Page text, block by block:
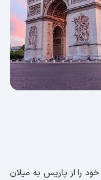
شما می‌توانید با قطار سریع السیر TGV / Inou خود را از پاریس به میلان